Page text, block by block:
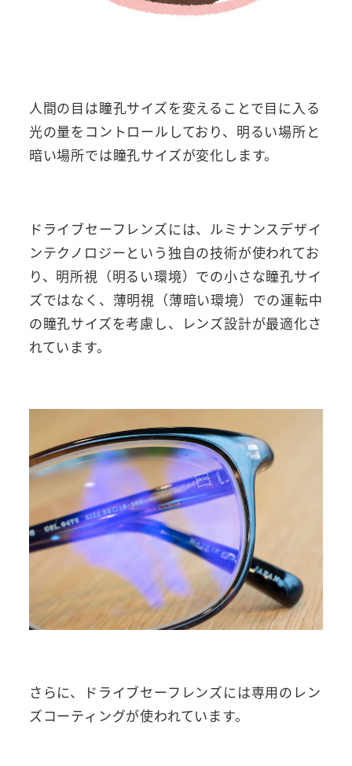
人間の目は瞳孔サイズを変えることで目に入る
光の量をコントロールしており、明るい場所と
暗い場所では瞳孔サイズが変化します。
ドライブセーフレンズには、ルミナンスデザイ
ンテクノロジーという独自の技術が使われてお
り、明所視（明るい環境）での小さな瞳孔サイ
ズではなく、薄明視（薄暗い環境）での運転中
の瞳孔サイズを考慮し、レンズ設計が最適化さ
れています。
さらに、ドライブセーフレンズには専用のレン
ズコーティングが使われています。